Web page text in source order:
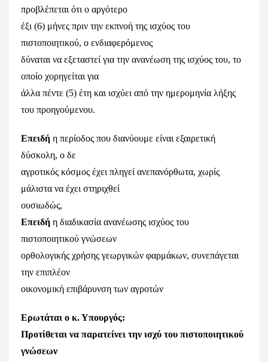
προβλέπεται ότι ο αργότερο
έξι (6) μήνες πριν την εκπνοή της ισχύος του
πιστοποιητικού, ο ενδιαφερόμενος
δύναται να εξεταστεί για την ανανέωση της ισχύος του, το
οποίο χορηγείται για
άλλα πέντε (5) έτη και ισχύει από την ημερομηνία λήξης
του προηγούμενου.
Επειδή η περίοδος που διανύουμε είναι εξαιρετική
δύσκολη, ο δε
αγροτικός κόσμος έχει πληγεί ανεπανόρθωτα, χωρίς
μάλιστα να έχει στηριχθεί
ουσιωδώς,
Επειδή η διαδικασία ανανέωσης ισχύος του
πιστοποιητικού γνώσεων
ορθολογικής χρήσης γεωργικών φαρμάκων, συνεπάγεται
την επιπλέον
οικονομική επιβάρυνση των αγροτών
Ερωτάται ο κ. Υπουργός:
Προτίθεται να παρατείνει την ισχύ του πιστοποιητικού
γνώσεων